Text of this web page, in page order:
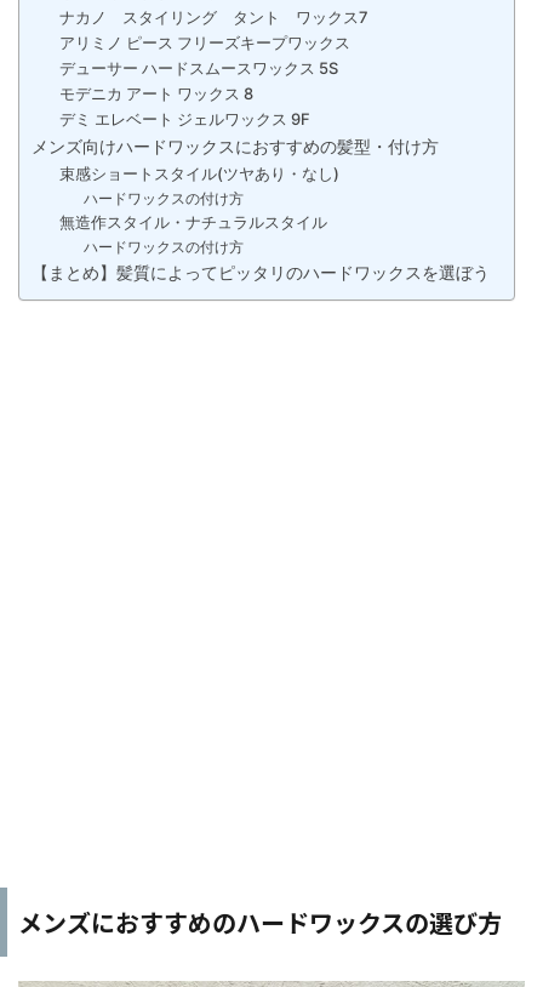
ナカノ スタイリング タント ワックス7
アリミノ ピース フリーズキープワックス
デューサー ハードスムースワックス 5S
モデニカ アート ワックス 8
デミ エレベート ジェルワックス 9F
メンズ向けハードワックスにおすすめの髪型・付け方
束感ショートスタイル(ツヤあり・なし)
ハードワックスの付け方
無造作スタイル・ナチュラルスタイル
ハードワックスの付け方
【まとめ】髪質によってピッタリのハードワックスを選ぼう
メンズにおすすめのハードワックスの選び方